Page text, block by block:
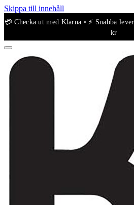
Skippa till innehåll